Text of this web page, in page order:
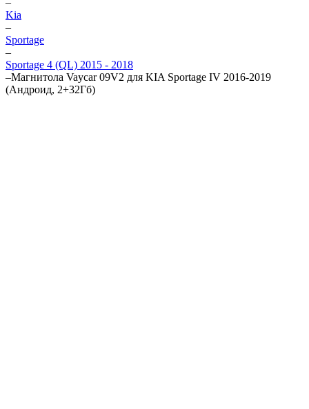
–
Kia
–
Sportage
–
Sportage 4 (QL) 2015 - 2018
–Магнитола Vaycar 09V2 для KIA Sportage IV 2016-2019
(Андроид, 2+32Гб)